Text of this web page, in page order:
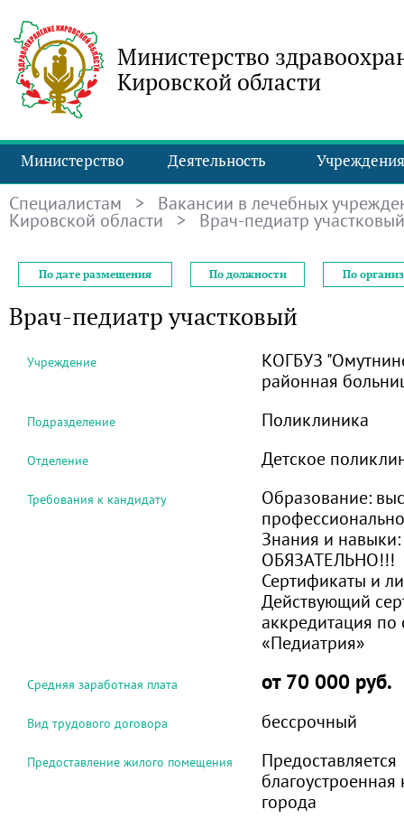
Министерство
Кировской области
Министерство Деятельность Учреждения
Специалистам > Вакансии в лечебных
Кировской области > Врач-педиатр участковый
По дате размещения По должности По
Врач-педиатр участковый
Учреждение
КОГБУЗ
районная
Подразделение Поликлиника
Отделение Детское
Требования к кандидату Образование:
Знания и навыки:
ОБЯЗАТЕЛЬНО!!!
Сертификаты и
Действующий
аккредитация по
«Педиатрия»
Средняя заработная плата от 70 000 руб.
Вид трудового договора бессрочный
Предоставление жилого помещения
Предоставляется
города